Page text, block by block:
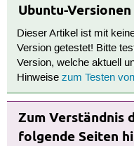
Ubuntu-
Dieser Artikel ist mit
Version getestet! Bitte
Version, welche aktuell
Hinweisezum Testen
Zum Verständnis
folgende Seiten